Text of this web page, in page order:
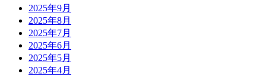
2025年9月
2025年8月
2025年7月
2025年6月
2025年5月
2025年4月